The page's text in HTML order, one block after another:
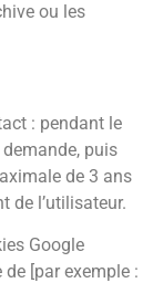
ou les
: pendant le
puis
de 3 ans
de l’utilisateur.
Google
[par exemple :